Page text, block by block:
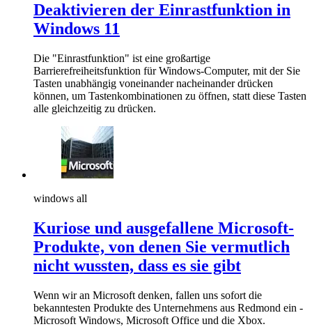
Deaktivieren der Einrastfunktion in
Windows 11
Die "Einrastfunktion" ist eine großartige
Barrierefreiheitsfunktion für Windows-Computer, mit der Sie
Tasten unabhängig voneinander nacheinander drücken
können, um Tastenkombinationen zu öffnen, statt diese Tasten
alle gleichzeitig zu drücken.
windows all
Kuriose und ausgefallene Microsoft-
Produkte, von denen Sie vermutlich
nicht wussten, dass es sie gibt
Wenn wir an Microsoft denken, fallen uns sofort die
bekanntesten Produkte des Unternehmens aus Redmond ein -
Microsoft Windows, Microsoft Office und die Xbox.